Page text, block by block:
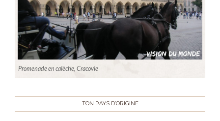
Promenade en calèche, Cracovie
TON PAYS D’ORIGINE